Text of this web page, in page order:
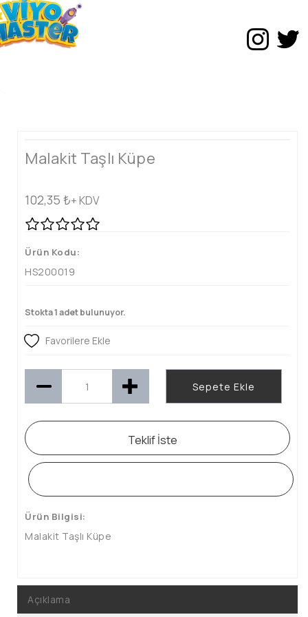
Malakit Taşlı Küpe
102,35 ₺+ KDV
Ürün Kodu:
HS200019
Stokta 1 adet bulunuyor.
Favorilere Ekle
Sepete Ekle
Teklif İste
Ürün Bilgisi:
Malakit Taşlı Küpe
Açıklama